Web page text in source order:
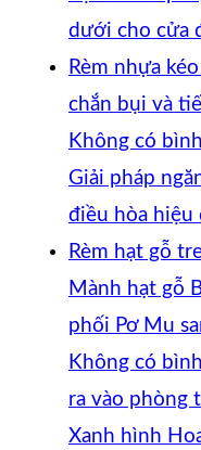
dưới cho cửa
Rèm nhựa
chắn bụi và
Không có
Giải pháp
điều hòa hiệu
Rèm hạt gỗ
Mành hạt gỗ
phối Pơ Mu
Không có
ra vào phòng
Xanh hình